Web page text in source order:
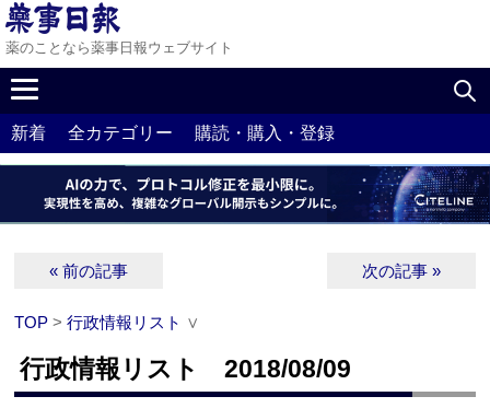
薬のことなら薬事日報ウェブサイト
新着 全カテゴリー 購読・購入・登録
« 前の記事 次の記事 »
TOP >行政情報リスト ∨
行政情報リスト 2018/08/09